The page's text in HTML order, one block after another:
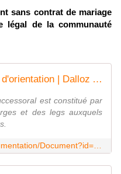
sans contrat de mariage
légal de la communauté
Passif successoral | Fiches d'orientation | Dalloz Avocats
est constitué par
et des legs auxquels